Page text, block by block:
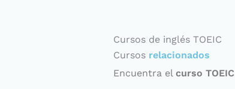
Cursos de inglés TOEIC
Cursos relacionados
Encuentra el curso TOEIC